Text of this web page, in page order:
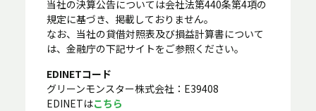
当社の決算公告については会社法第440条第4項の
規定に基づき、掲載しておりません。
なお、当社の貸借対照表及び損益計算書について
は、金融庁の下記サイトをご参照ください。
EDINETコード
グリーンモンスター株式会社：E39408
EDINETはこちら